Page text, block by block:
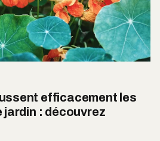
efficacement les
jardin : découvrez